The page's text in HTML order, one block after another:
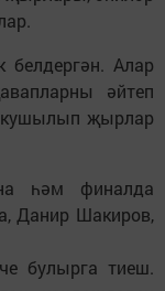
Алар
әйтеп
кушылып җырлар
һәм финалда
Данир Шакиров,
булырга тиеш.